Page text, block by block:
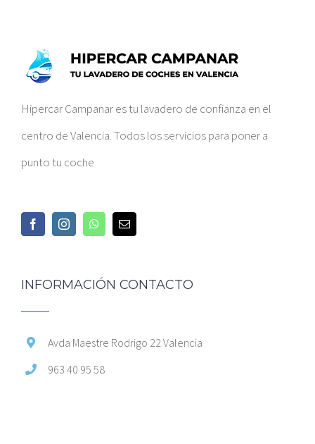
Hipercar Campanar es tu lavadero de confianza en el
centro de Valencia. Todos los servicios para poner a
punto tu coche
INFORMACIÓN CONTACTO
Avda Maestre Rodrigo 22 Valencia
963 40 95 58